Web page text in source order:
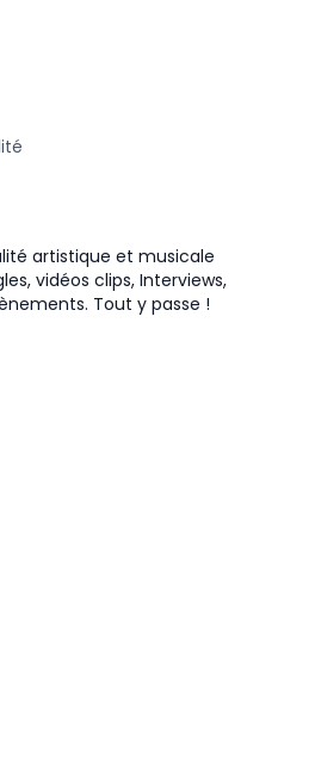
artistique et musicale
vidéos clips, Interviews,
Tout y passe !